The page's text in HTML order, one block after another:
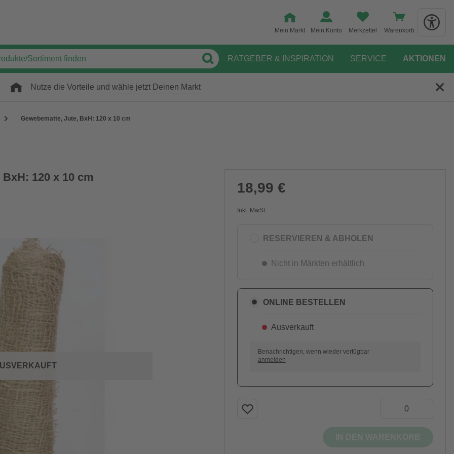
Mein Markt Mein Konto Merkzettel Warenkorb
RATGEBER & INSPIRATION SERVICE AKTIONEN
Nutze die Vorteile und wähle jetzt Deinen Markt
Gewebematte, Jute, BxH: 120 x 10 cm
120 x 10 cm
AUSVERKAUFT
18,99 €
Inkl. MwSt.
RESERVIEREN & ABHOLEN
Nicht in Märkten erhältlich
ONLINE BESTELLEN
Ausverkauft
Benachrichtigen, wenn wieder verfügbar
anmelden